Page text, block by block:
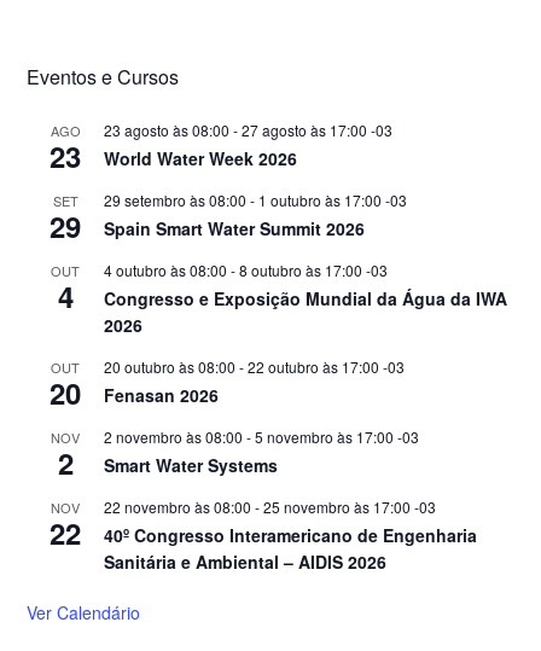
Eventos e Cursos
AGO
23
23 agosto às 08:00 -27 agosto às 17:00 -03
World Water Week 2026
SET
29
29 setembro às 08:00 - 1 outubro às 17:00 -03
Spain Smart Water Summit 2026
OUT
4
4 outubro às 08:00 -8 outubro às 17:00 -03
Congresso e Exposição Mundial da Água da IWA
2026
OUT
20
20 outubro às 08:00 -22 outubro às 17:00 -03
Fenasan 2026
NOV
2
2 novembro às 08:00 -5 novembro às 17:00 -03
Smart Water Systems
NOV
22
22 novembro às 08:00 -25 novembro às 17:00 -03
40º Congresso Interamericano de Engenharia
Sanitária e Ambiental – AIDIS 2026
Ver Calendário